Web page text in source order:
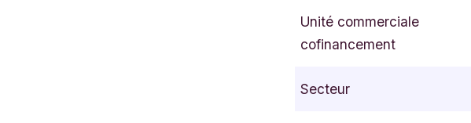
Unité commerciale
cofinancement
Secteur